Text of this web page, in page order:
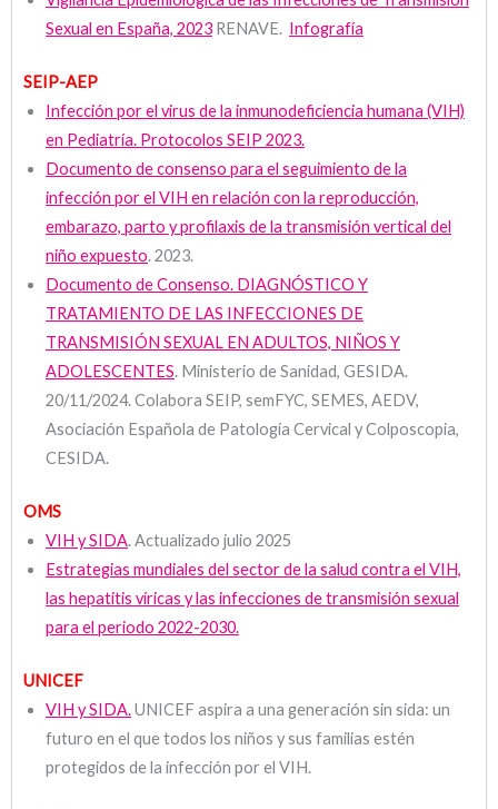
Sexual en España, 2023 RENAVE. Infografía
SEIP-AEP
Infección por el virus de la inmunodeficiencia humana (VIH)
en Pediatría. Protocolos SEIP 2023.
Documento de consenso para el seguimiento de la
infección por el VIH en relación con la reproducción,
embarazo, parto y profilaxis de la transmisión vertical del
niño expuesto. 2023.
Documento de Consenso. DIAGNÓSTICO Y
TRATAMIENTO DE LAS INFECCIONES DE
TRANSMISIÓN SEXUAL EN ADULTOS, NIÑOS Y
ADOLESCENTES. Ministerio de Sanidad, GESIDA.
20/11/2024. Colabora SEIP, semFYC, SEMES, AEDV,
Asociación Española de Patología Cervical y Colposcopia,
CESIDA.
OMS
VIH y SIDA. Actualizado julio 2025
Estrategias mundiales del sector de la salud contra el VIH,
las hepatitis víricas y las infecciones de transmisión sexual
para el periodo 2022-2030.
UNICEF
VIH y SIDA.UNICEF aspira a una generación sin sida: un
futuro en el que todos los niños y sus familias estén
protegidos de la infección por el VIH.